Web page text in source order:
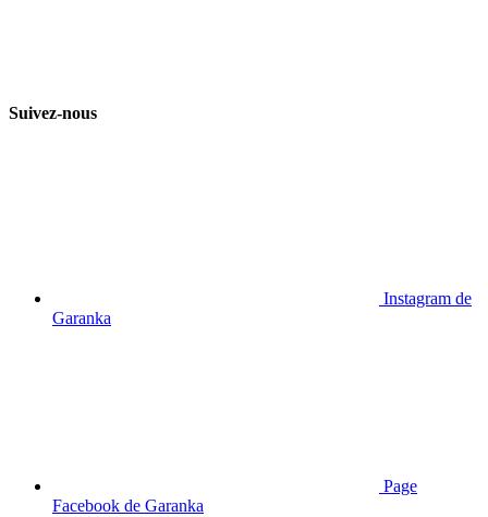
Suivez-nous
Instagram de
Garanka
Page
Facebook de Garanka